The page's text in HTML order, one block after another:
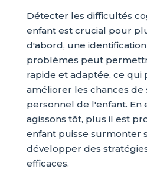
Détecter les difficultés
enfant est crucial pour
d'abord, une
problèmes peut
rapide et adaptée, ce
améliorer les chances de
personnel de l'enfant. En
agissons tôt, plus il est
enfant puisse surmonter
développer des
efficaces.